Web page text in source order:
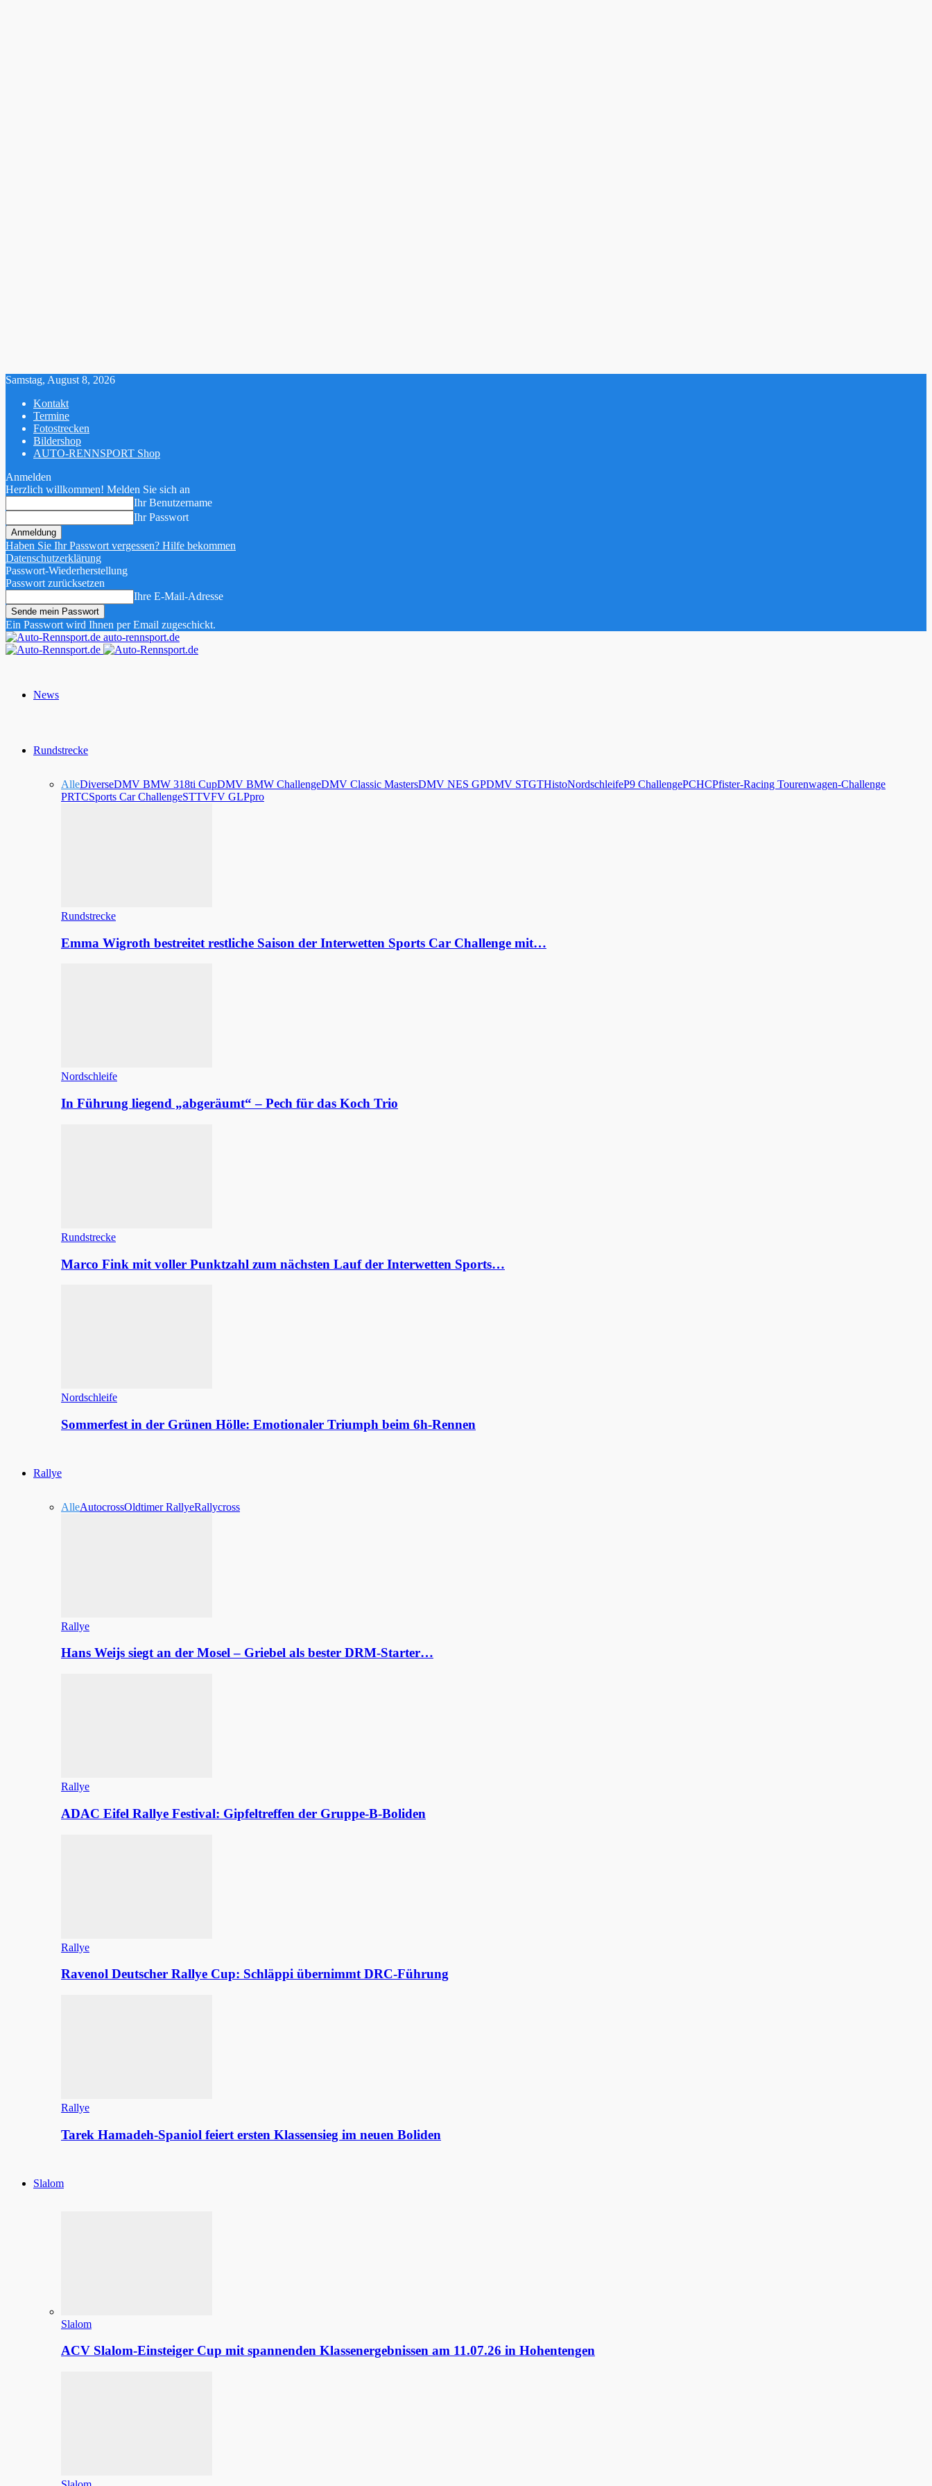
Samstag, August 8, 2026
Kontakt
Termine
Fotostrecken
Bildershop
AUTO-RENNSPORT Shop
Anmelden
Herzlich willkommen! Melden Sie sich an
Ihr Benutzername
Ihr Passwort
Haben Sie Ihr Passwort vergessen? Hilfe bekommen
Datenschutzerklärung
Passwort-Wiederherstellung
Passwort zurücksetzen
Ihre E-Mail-Adresse
Ein Passwort wird Ihnen per Email zugeschickt.
auto-rennsport.de
News
Rundstrecke
AlleDiverseDMV BMW 318ti CupDMV BMW ChallengeDMV Classic MastersDMV NES GPDMV STGTHistoNordschleifeP9 ChallengePCHCPfister-Racing Tourenwagen-Challenge
PRTCSports Car ChallengeSTTVFV GLPpro
Rundstrecke
Emma Wigroth bestreitet restliche Saison der Interwetten Sports Car Challenge mit…
Nordschleife
In Führung liegend „abgeräumt“ – Pech für das Koch Trio
Rundstrecke
Marco Fink mit voller Punktzahl zum nächsten Lauf der Interwetten Sports…
Nordschleife
Sommerfest in der Grünen Hölle: Emotionaler Triumph beim 6h-Rennen
Rallye
AlleAutocrossOldtimer RallyeRallycross
Rallye
Hans Weijs siegt an der Mosel – Griebel als bester DRM-Starter…
Rallye
ADAC Eifel Rallye Festival: Gipfeltreffen der Gruppe-B-Boliden
Rallye
Ravenol Deutscher Rallye Cup: Schläppi übernimmt DRC-Führung
Rallye
Tarek Hamadeh-Spaniol feiert ersten Klassensieg im neuen Boliden
Slalom
Slalom
ACV Slalom-Einsteiger Cup mit spannenden Klassenergebnissen am 11.07.26 in Hohentengen